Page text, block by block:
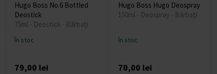
Hugo Boss No.6 Bottled
Deostick
75ml - Deostick - Bărbați
În stoc
79,00 lei
Hugo Boss Hugo Deospray
150ml - Deospray - Bărbați
În stoc
70,00 lei